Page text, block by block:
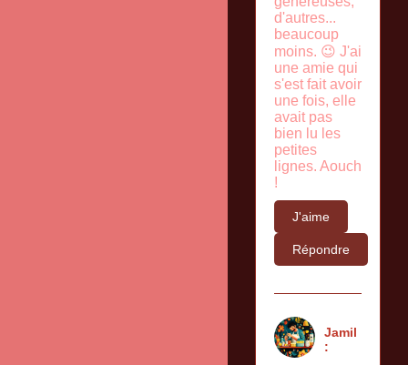
d'autres...
beaucoup
moins. 😉 J'ai
une amie qui
s'est fait avoir
une fois, elle
avait pas
bien lu les
petites
lignes. Aouch
!
J'aime
Répondre
Jamil
: